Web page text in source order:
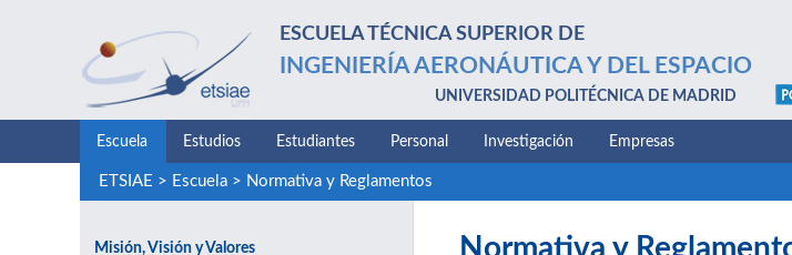
ESCUELA TÉCNICA SUPERIOR DE
INGENIERÍA AERONÁUTICA Y DEL ESPACIO
UNIVERSIDAD POLITÉCNICA DE MADRID
Escuela Estudios Estudiantes Personal Investigación Empresas
ETSIAE > Escuela> Normativa y Reglamentos
Misión, Visión y Valores Normativa y